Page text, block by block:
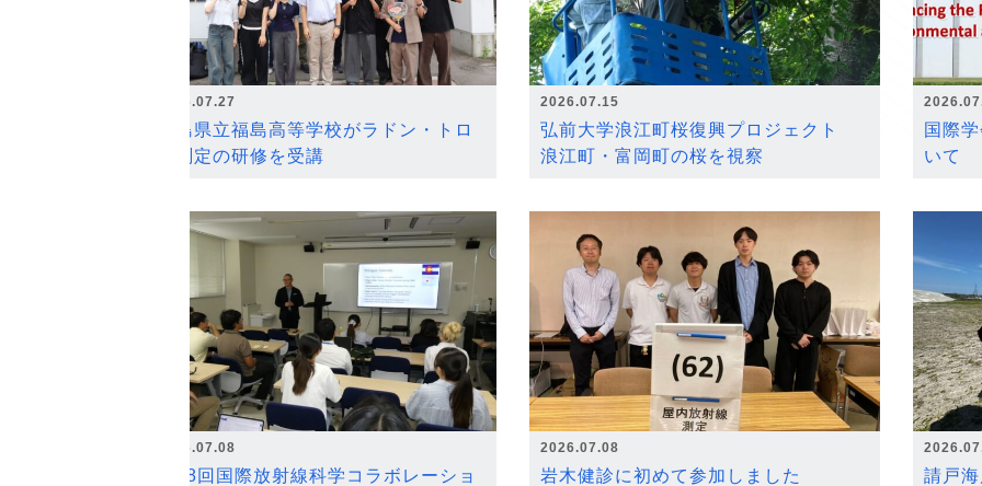
2026.07.27
福島県立福島高等学校がラドン・トロ
ン測定の研修を受講
2026.07.15
弘前大学浪江町桜復興プロジェクト
浪江町・富岡町の桜を視察
国際
いて
2026.07.08
第18回国際放射線科学コラボレーショ
2026.07.08
岩木健診に初めて参加しました
請戸